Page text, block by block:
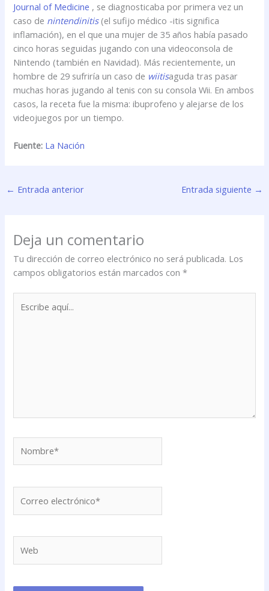
Journal of Medicine , se diagnosticaba por primera vez un
caso de nintendinitis(el sufijo médico -itis significa
inflamación), en el que una mujer de 35 años había pasado
cinco horas seguidas jugando con una videoconsola de
Nintendo (también en Navidad). Más recientemente, un
hombre de 29 sufriría un caso de wiitisaguda tras pasar
muchas horas jugando al tenis con su consola Wii. En ambos
casos, la receta fue la misma: ibuprofeno y alejarse de los
videojuegos por un tiempo.
Fuente: La Nación
← Entrada anterior Entrada siguiente →
Deja un comentario
Tu dirección de correo electrónico no será publicada. Los
campos obligatorios están marcados con*
aquí...
electrónico*